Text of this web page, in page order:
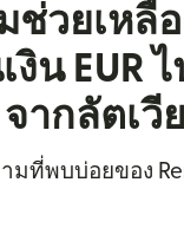
ช่วยเหลื
งิน EUR
จากลัตเวีย
มที่พบบ่อยของ